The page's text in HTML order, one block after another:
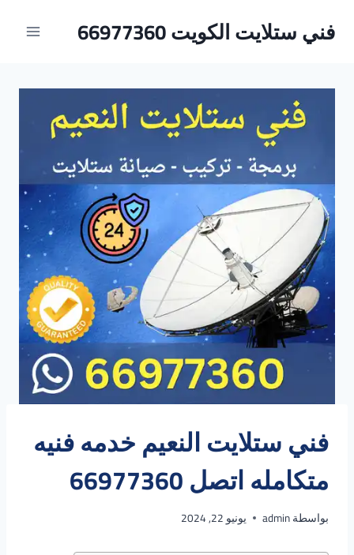
المحتوى
فني ستلايت الكويت 66977360
فني ستلايت النعيم خدمه فنيه
متكامله اتصل 66977360
بواسطةadmin يونيو 22, 2024